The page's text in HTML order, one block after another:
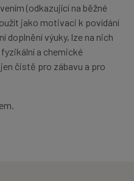
(odkazující na běžné
jako motivaci k povídání
doplnění výuky, lze na nich
a chemické
čistě pro zábavu a pro